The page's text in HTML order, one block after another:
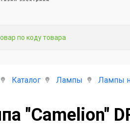
Каталог Лампы Лампы
"Camelion"